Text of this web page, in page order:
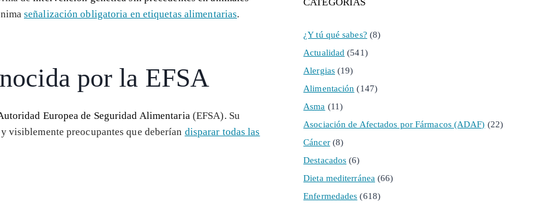
señalización obligatoria en etiquetas alimentarias.
por la EFSA
Europea de Seguridad Alimentaria(EFSA). Su
visiblemente preocupantes que deberían disparar todas las
CATEGORÍAS
¿Y tú qué sabes? (8)
Actualidad (541)
Alergias(19)
Alimentación (147)
Asma (11)
Asociación de Afectados por Fármacos (ADAF) (22)
Cáncer(8)
Destacados (6)
Dieta mediterránea (66)
Enfermedades (618)